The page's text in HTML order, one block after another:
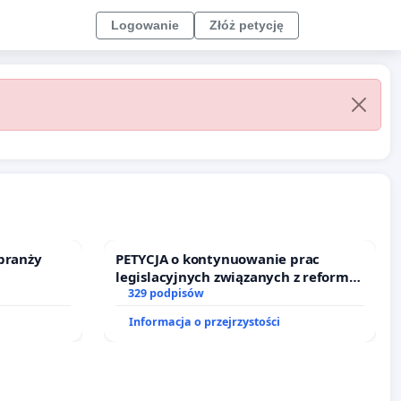
Logowanie Złóż petycję
PETYCJA o kontynuowanie prac
legislacyjnych związanych z reformą
prawa rodzinnego
329 podpisów
Informacja o przejrzystości